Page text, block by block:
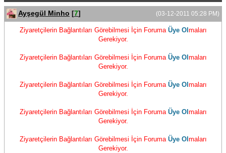
(03-12-2011 05:28 PM)
Ayşegül Minho [7]
Ziyaretçilerin Bağlantıları Görebilmesi İçin Foruma Üye Ol maları
Gerekiyor.
Ziyaretçilerin Bağlantıları Görebilmesi İçin Foruma Üye Ol maları
Gerekiyor.
Ziyaretçilerin Bağlantıları Görebilmesi İçin Foruma Üye Ol maları
Gerekiyor.
Ziyaretçilerin Bağlantıları Görebilmesi İçin Foruma Üye Ol maları
Gerekiyor.
Ziyaretçilerin Bağlantıları Görebilmesi İçin Foruma Üye Ol maları
Gerekiyor.